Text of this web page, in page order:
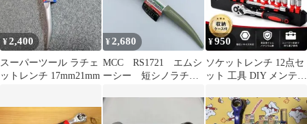
¥2,400
スーパーツール ラチェ
ットレンチ 17mm21mm
¥2,680
MCC RS1721 エムシ
ーシー 短シノラチェ
¥950
ソケットレンチ 12点セ
ット 工具 DIY メンテナ
て